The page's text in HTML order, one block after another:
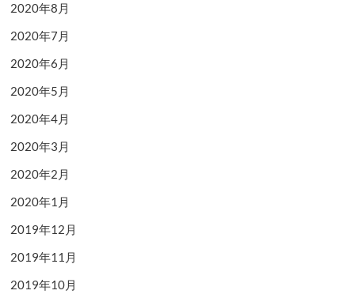
2020年8月
2020年7月
2020年6月
2020年5月
2020年4月
2020年3月
2020年2月
2020年1月
2019年12月
2019年11月
2019年10月